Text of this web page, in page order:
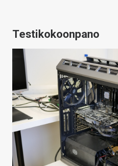
Testikokoonpano